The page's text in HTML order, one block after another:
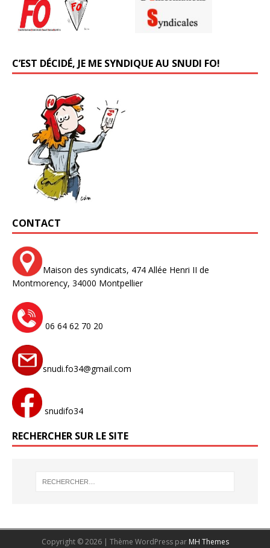
C’EST DÉCIDÉ, JE ME SYNDIQUE AU SNUDI FO!
CONTACT
Maison des syndicats, 474 Allée Henri II de
Montmorency, 34000 Montpellier
06 64 62 70 20
snudi.fo34@gmail.com
snudifo34
RECHERCHER SUR LE SITE
Copyright © 2026 | Thème WordPress par MH Themes